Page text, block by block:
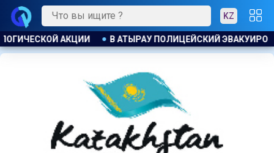
KZ
ЖИТЕЛЕЙ ДОМА ПРИ ПОЖАРЕ ПОЖАР НА